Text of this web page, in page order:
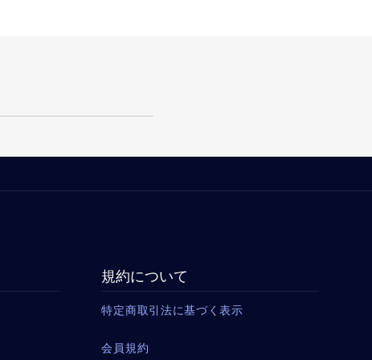
規約について
特定商取引法に基づく表示
会員規約